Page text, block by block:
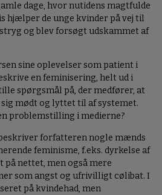
dage, hvor nutidens magtfulde
hjælper de unge kvinder på vej til
og blev forsøgt udskammet af
sine oplevelser som patient i
en feminisering, helt ud i
spørgsmål på, der medfører, at
mødt og lyttet til af systemet.
problemstilling i medierne?
forfatteren nogle mænds
feminisme, f.eks. dyrkelse af
nettet, men også mere
som angst og ufrivilligt cølibat. I
på kvindehad, men